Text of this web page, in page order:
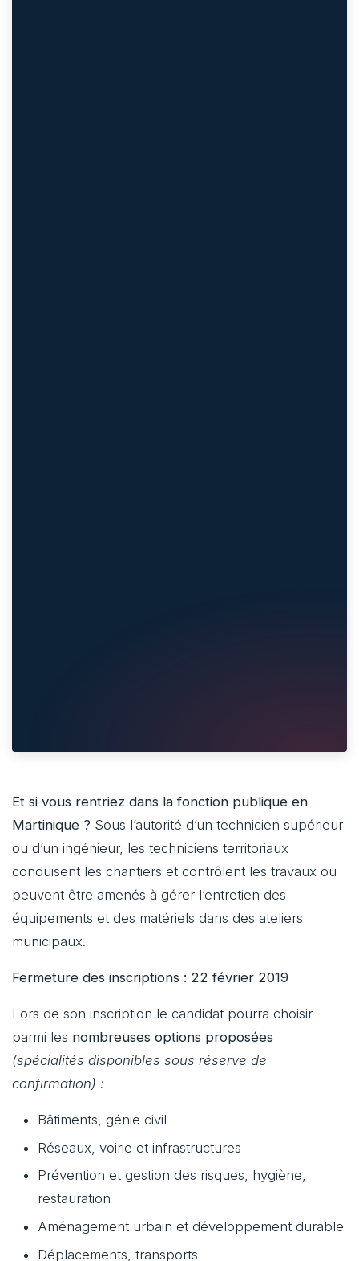
Et si vous rentriez dans la fonction publique en
Martinique ? Sous l’autorité d’un technicien supérieur
ou d’un ingénieur, les techniciens territoriaux
conduisent les chantiers et contrôlent les travaux ou
peuvent être amenés à gérer l’entretien des
équipements et des matériels dans des ateliers
municipaux.
Fermeture des inscriptions : 22 février 2019
Lors de son inscription le candidat pourra choisir
parmi les nombreuses options proposées
(spécialités disponibles sous réserve de
confirmation) :
Bâtiments, génie civil
Réseaux, voirie et infrastructures
Prévention et gestion des risques, hygiène,
restauration
Aménagement urbain et développement durable
Déplacements, transports